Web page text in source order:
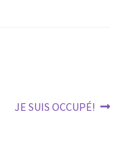
Next
JE SUIS OCCUPÉ!